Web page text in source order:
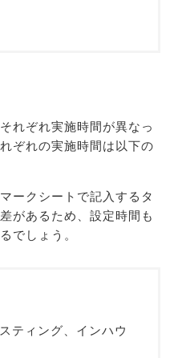
れぞれ実施時間が異なっ
ぞれの実施時間は以下の
ークシートで記入するタ
があるため、設定時間も
でしょう。
ティング、インハウ